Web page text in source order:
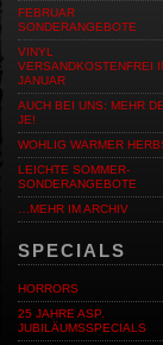
FEBRUAR
SONDERANGEBOTE
VINYL
VERSANDKOSTENFREI
JANUAR
AUCH BEI UNS: MEHR
JE!
WOHLIG WARMER
LEICHTE SOMMER-
SONDERANGEBOTE
…MEHR IM ARCHIV
SPECIALS
HORRORS
25 JAHRE ASP.
JUBILÄUMSSPECIALS